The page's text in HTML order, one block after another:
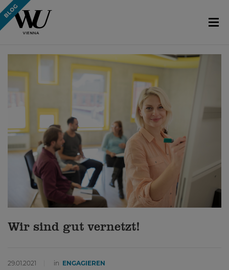
Wir sind gut vernetzt!
29.01.2021 in ENGAGIEREN